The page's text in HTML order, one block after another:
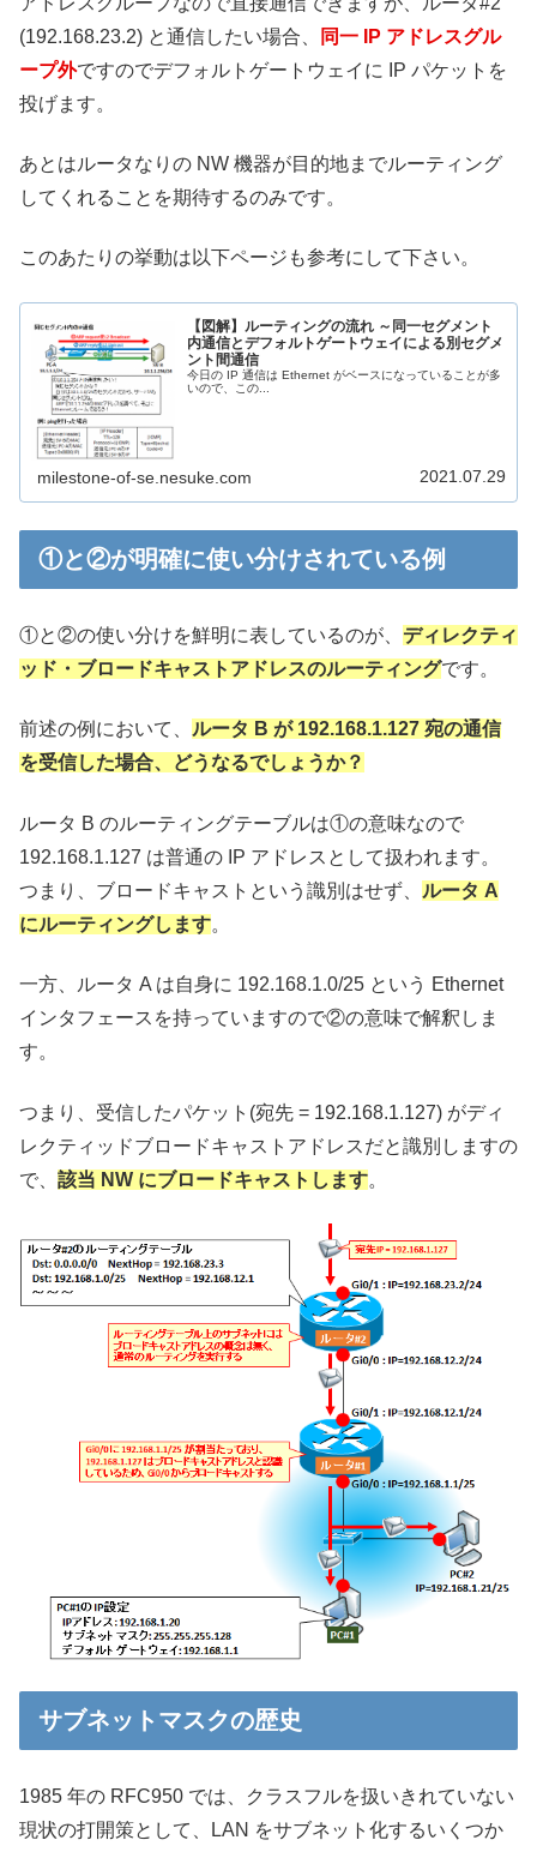
(192.168.23.2) と通信したい場合、
同一 IP アドレスグル
ープ外ですのでデフォルトゲートウェイに IP パケットを
投げます。
あとはルータなりの NW 機器が目的地までルーティング
してくれることを期待するのみです。
このあたりの挙動は以下ページも参考にして下さい。
【図解】ルーティングの流れ ～同一セグメント
内通信とデフォルトゲートウェイによる別セグメ
ント間通信
今日の IP 通信は Ethernet がベースになっていることが多
いので、この...
milestone-of-se.nesuke.com 2021.07.29
①と②が明確に使い分けされている例
①と②の使い分けを鮮明に表しているのが、 ディレクティ
ッド・ブロードキャストアドレスのルーティングです。
前述の例において、 ルータ B が 192.168.1.127 宛の通信
を受信した場合、どうなるでしょうか？
ルータ B のルーティングテーブルは①の意味なので
192.168.1.127 は普通の IP アドレスとして扱われます。
つまり、ブロードキャストという識別はせず、 ルータ A
にルーティングします。
一方、ルータ A は自身に 192.168.1.0/25 という Ethernet
インタフェースを持っていますので②の意味で解釈しま
す。
つまり、受信したパケット(宛先 = 192.168.1.127) がディ
レクティッドブロードキャストアドレスだと識別しますの
で、 該当 NW にブロードキャストします。
サブネットマスクの歴史
1985 年の RFC950 では、クラスフルを扱いきれていない
現状の打開策として、LAN をサブネット化するいくつか